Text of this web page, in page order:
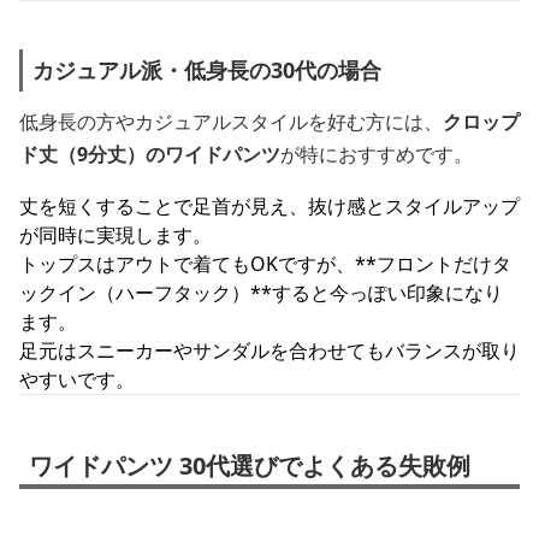
カジュアル派・低身長の30代の場合
低身長の方やカジュアルスタイルを好む方には、 クロップ
ド丈（9分丈）のワイドパンツが特におすすめです。
丈を短くすることで足首が見え、抜け感とスタイルアップ
が同時に実現します。
トップスはアウトで着てもOKですが、**フロントだけタ
ックイン（ハーフタック）**すると今っぽい印象になり
ます。
足元はスニーカーやサンダルを合わせてもバランスが取り
やすいです。
ワイドパンツ 30代選びでよくある失敗例